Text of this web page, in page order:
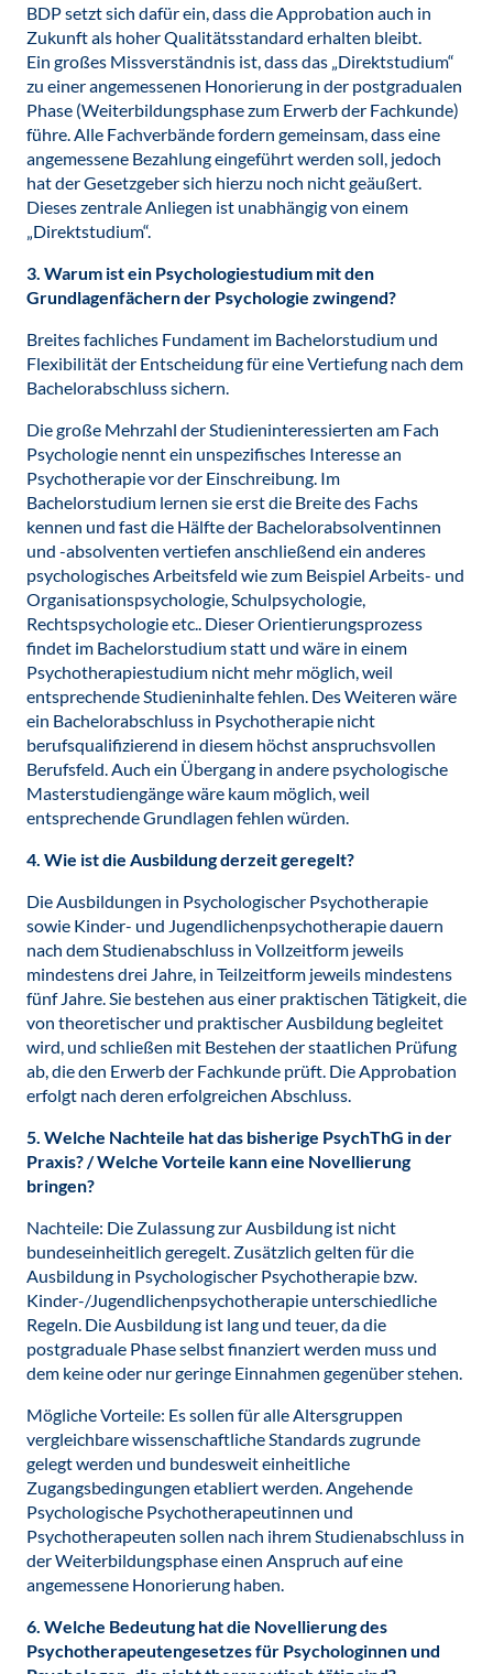
BDP setzt sich dafür ein, dass die Approbation auch in
Zukunft als hoher Qualitätsstandard erhalten bleibt.
Ein großes Missverständnis ist, dass das „Direktstudium“
zu einer angemessenen Honorierung in der postgradualen
Phase (Weiterbildungsphase zum Erwerb der Fachkunde)
führe. Alle Fachverbände fordern gemeinsam, dass eine
angemessene Bezahlung eingeführt werden soll, jedoch
hat der Gesetzgeber sich hierzu noch nicht geäußert.
Dieses zentrale Anliegen ist unabhängig von einem
„Direktstudium“.
3. Warum ist ein Psychologiestudium mit den
Grundlagenfächern der Psychologie zwingend?
Breites fachliches Fundament im Bachelorstudium und
Flexibilität der Entscheidung für eine Vertiefung nach dem
Bachelorabschluss sichern.
Die große Mehrzahl der Studieninteressierten am Fach
Psychologie nennt ein unspezifisches Interesse an
Psychotherapie vor der Einschreibung. Im
Bachelorstudium lernen sie erst die Breite des Fachs
kennen und fast die Hälfte der Bachelorabsolventinnen
und -absolventen vertiefen anschließend ein anderes
psychologisches Arbeitsfeld wie zum Beispiel Arbeits- und
Organisationspsychologie, Schulpsychologie,
Rechtspsychologie etc.. Dieser Orientierungsprozess
findet im Bachelorstudium statt und wäre in einem
Psychotherapie­studium nicht mehr möglich, weil
entsprechende Studieninhalte fehlen. Des Weiteren wäre
ein Bachelorabschluss in Psychotherapie nicht
berufsqualifizierend in diesem höchst anspruchs­vollen
Berufsfeld. Auch ein Übergang in andere psychologische
Masterstudiengänge wäre kaum möglich, weil
entsprechende Grundlagen fehlen würden.
4. Wie ist die Ausbildung derzeit geregelt?
Die Ausbildungen in Psychologischer Psychotherapie
sowie Kinder- und Jugendlichen­psychotherapie dauern
nach dem Studienabschluss in Vollzeitform jeweils
mindestens drei Jahre, in Teilzeitform jeweils mindestens
fünf Jahre. Sie bestehen aus einer praktischen Tätigkeit, die
von theoretischer und praktischer Ausbildung begleitet
wird, und schließen mit Bestehen der staatlichen Prüfung
ab, die den Erwerb der Fachkunde prüft. Die Approbation
erfolgt nach deren erfolgreichen Abschluss.
5. Welche Nachteile hat das bisherige PsychThG in der
Praxis? / Welche Vorteile kann eine Novellierung
bringen?
Nachteile: Die Zulassung zur Ausbildung ist nicht
bundeseinheitlich geregelt. Zusätzlich gelten für die
Ausbildung in Psychologischer Psychotherapie bzw.
Kinder-/Jugendlichenpsychotherapie unterschiedliche
Regeln. Die Ausbildung ist lang und teuer, da die
postgraduale Phase selbst finanziert werden muss und
dem keine oder nur geringe Einnahmen gegenüber stehen.
Mögliche Vorteile: Es sollen für alle Altersgruppen
vergleichbare wissenschaftliche Standards zugrunde
gelegt werden und bundesweit einheitliche
Zugangsbedingungen etabliert werden. Angehende
Psychologische Psychotherapeutinnen und
Psychotherapeuten sollen nach ihrem Studienabschluss in
der Weiterbildungsphase einen Anspruch auf eine
angemessene Honorierung haben.
6. Welche Bedeutung hat die Novellierung des
Psychotherapeutengesetzes für Psychologinnen und